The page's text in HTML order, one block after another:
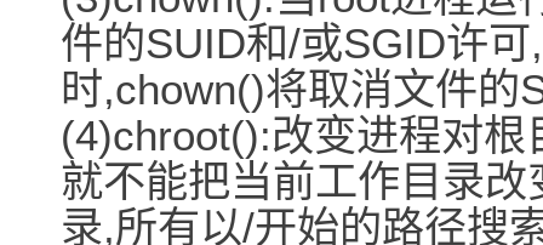
件的SUID和/或SGID许
时,chown()将取消文件的
(4)chroot():改变进程对
就不能把当前工作目录
录,所有以/开始的路径搜